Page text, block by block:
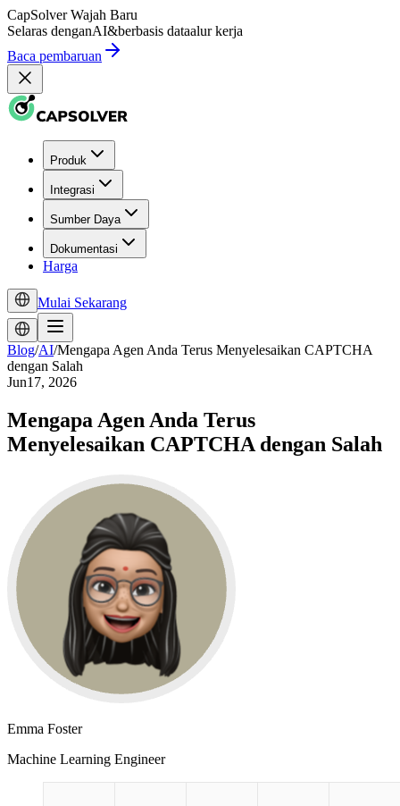
CapSolver Wajah Baru
Selaras denganAI&berbasis dataalur kerja
Baca pembaruan
Produk
Integrasi
Sumber Daya
Dokumentasi
Harga
Mulai Sekarang
Blog/AI/Mengapa Agen Anda Terus Menyelesaikan CAPTCHA
dengan Salah
Jun17, 2026
Mengapa Agen Anda Terus
Menyelesaikan CAPTCHA dengan Salah
Emma Foster
Machine Learning Engineer